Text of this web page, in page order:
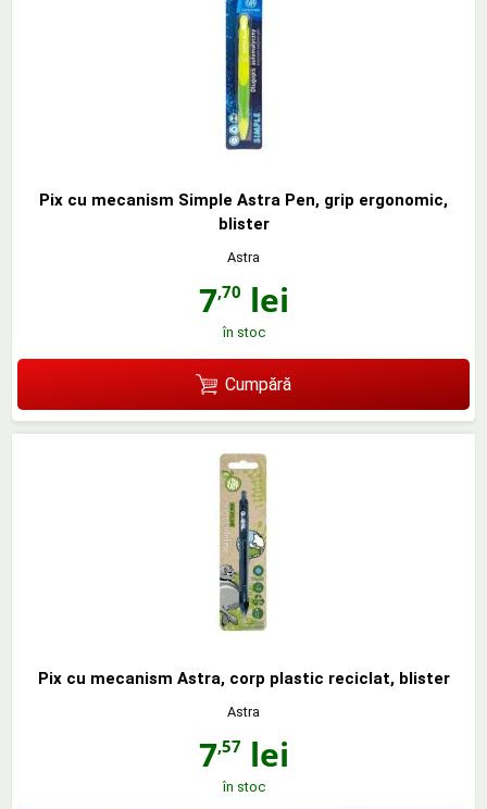
Pix cu mecanism Simple Astra Pen, grip ergonomic,
blister
Astra
7,70 lei
în stoc
Cumpără
Pix cu mecanism Astra, corp plastic reciclat, blister
Astra
7,57lei
în stoc